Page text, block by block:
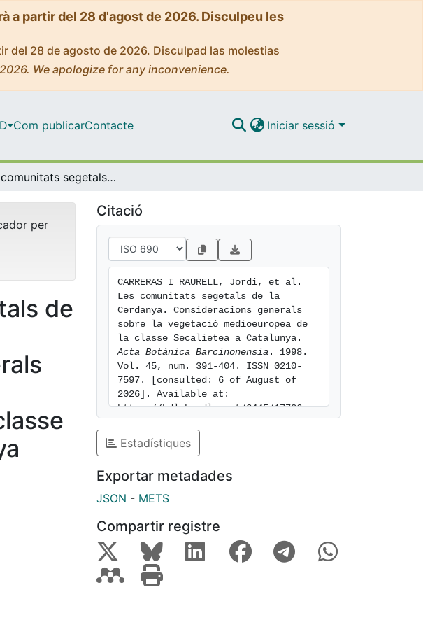
a partir del 28 d'agost de 2026. Disculpeu les
del 28 de agosto de 2026. Disculpad las molestias
We apologize for any inconvenience.
Com publicarContacte Iniciar sessió
Les comunitats segetals de la Cerdanya. Consideracions generals sobre la vegetació medioeuropea de la classe Secalietea a Catalunya
per
de
Citació
CARRERAS I RAURELL, Jordi, et al.
Les comunitats segetals de la
Cerdanya. Consideracions generals
sobre la vegetació medioeuropea de
Acta Botánica Barcinonensia . 1998.
Vol. 45, num. 391-404. ISSN 0210-
7597. [consulted: 6 of August of
2026]. Available at:
https://hdl.handle.net/2445/17706
Estadístiques
Exportar metadades
JSON - METS
Compartir registre